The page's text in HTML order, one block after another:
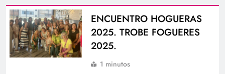
ENCUENTRO HOGUERAS
2025. TROBE FOGUERES
2025.
1 minutos